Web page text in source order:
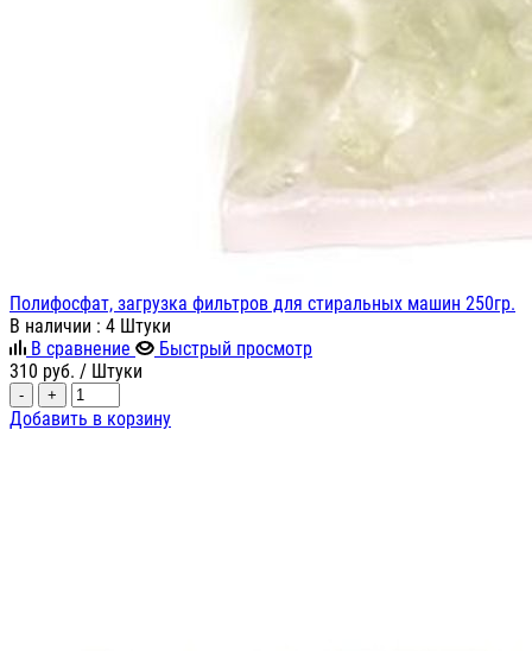
Полифосфат, загрузка фильтров для стиральных машин 250гр.
В наличии : 4 Штуки
В сравнение
Быстрый просмотр
310 руб. / Штуки
- +
Добавить в корзину